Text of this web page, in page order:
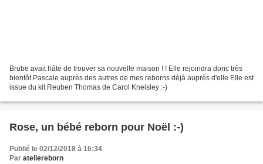
Brube avait hâte de trouver sa nouvelle maison ! ! Elle rejoindra donc très
bientôt Pascale auprès des autres de mes reborns déjà auprès d'elle Elle est
issue du kit Reuben Thomas de Carol Kneisley :-)
Rose, un bébé reborn pour Noël :-)
Publié le 02/12/2018 à 16:34
Par ateliereborn